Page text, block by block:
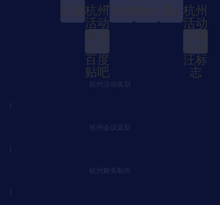
百度杭州
活动
策划
公司
百度
贴吧
TiktokWeiboQq 杭州
活动
策划
活动
汪标
志
杭州活动策划
杭州会议策划
杭州舞美制作